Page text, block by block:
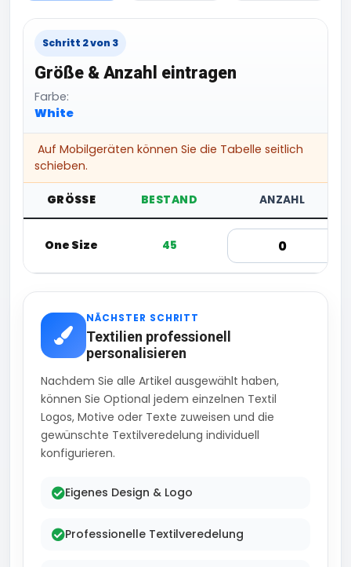
Schritt 2 von 3
Größe & Anzahl eintragen
Farbe:
White
Auf Mobilgeräten können Sie die Tabelle seitlich
schieben.
GRÖSSE BESTAND ANZAHL
One Size 45
NÄCHSTER SCHRITT
Textilien professionell
personalisieren
Nachdem Sie alle Artikel ausgewählt haben,
können Sie Optional jedem einzelnen Textil
Logos, Motive oder Texte zuweisen und die
gewünschte Textilveredelung individuell
konfigurieren.
Eigenes Design & Logo
Professionelle Textilveredelung